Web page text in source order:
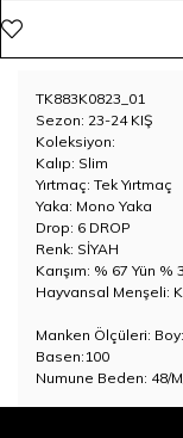
TK883K0823_01
Sezon: 23-24 KIŞ
Koleksiyon:
Kalıp: Slim
Yırtmaç: Tek Yırtmaç
Yaka: Mono Yaka
Drop: 6 DROP
Renk: SİYAH
Karışım: % 67 Yün
Hayvansal Menşeli:
Manken Ölçüleri:
Basen:100
Numune Beden: 48/